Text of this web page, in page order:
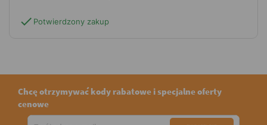
check Potwierdzony zakup
Chcę otrzymywać kody rabatowe i specjalne oferty
cenowe